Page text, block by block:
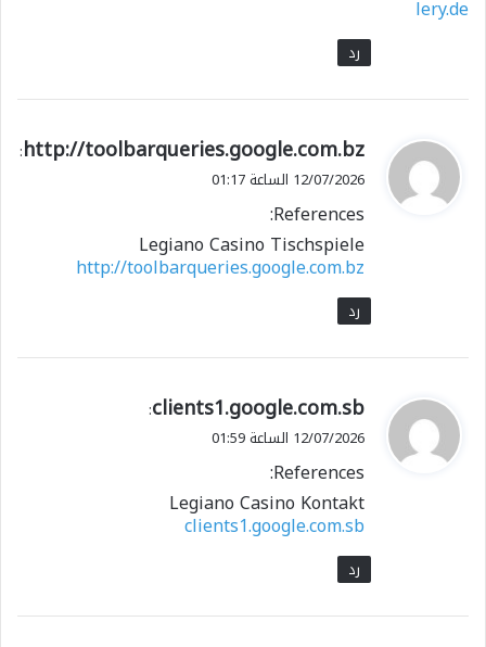
lery.de
رد
ي
ق
ل
http://toolbarqueries.google.com.bz
:
12/07/2026 الساعة 01:17
References:
Legiano Casino Tischspiele
http://toolbarqueries.google.com.bz
رد
ي
ق
ل
clients1.google.com.sb
:
12/07/2026 الساعة 01:59
References:
Legiano Casino Kontakt
clients1.google.com.sb
رد